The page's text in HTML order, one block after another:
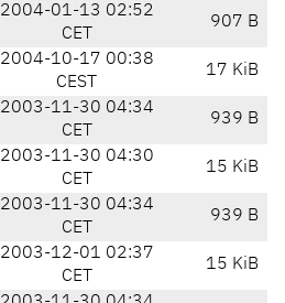
2004-01-13 02:52
CET
907 B
2004-10-17 00:38
CEST
17 KiB
2003-11-30 04:34
CET
939 B
2003-11-30 04:30
CET
15 KiB
2003-11-30 04:34
CET
939 B
2003-12-01 02:37
CET
15 KiB